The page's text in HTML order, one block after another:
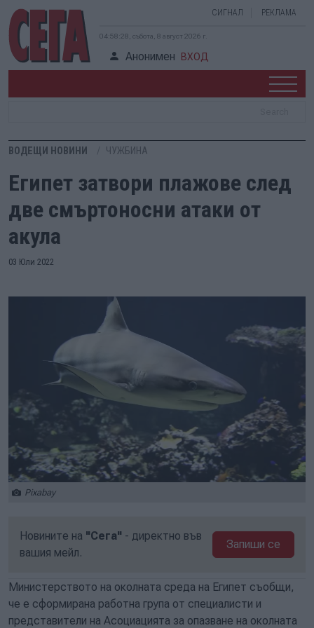
СИГНАЛ РЕКЛАМА
04:58:29, събота, 8 август 2026 г.
Анонимен ВХОД
ВОДЕЩИ НОВИНИ ЧУЖБИНА
Египет затвори плажове след
две смъртоносни атаки от
акула
03 Юли 2022
Pixabay
Новините на "Сега" - директно във
вашия мейл.
Запиши се
Министерството на околната среда на Египет съобщи,
че е сформирана работна група от специалисти и
представители на Асоциацията за опазване на околната